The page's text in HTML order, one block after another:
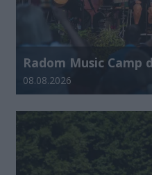
Radom Music Camp
Data dodania galerii:
08.08.2026